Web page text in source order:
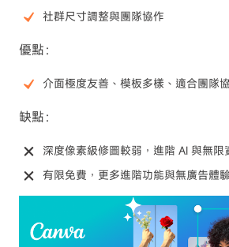
社群尺寸調整與團隊協作
優點：
介面極度友善、模板多樣、適合團隊
缺點：
深度像素級修圖較弱，進階 AI 與無限
有限免費，更多進階功能與無廣告體